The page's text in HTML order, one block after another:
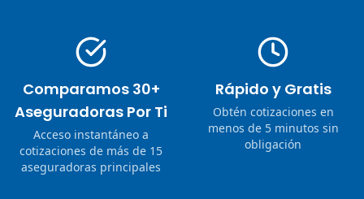
Comparamos 30+
Aseguradoras Por Ti
Acceso instantáneo a
cotizaciones de más de 15
aseguradoras principales
Rápido y Gratis
Obtén cotizaciones en
menos de 5 minutos sin
obligación